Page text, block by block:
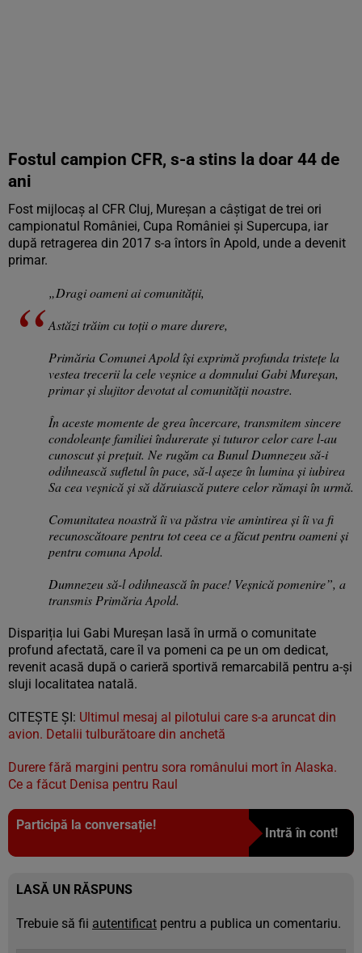
Fostul campion CFR, s-a stins la doar 44 de
ani
Fost mijlocaș al CFR Cluj, Mureșan a câștigat de trei ori
campionatul României, Cupa României și Supercupa, iar
după retragerea din 2017 s-a întors în Apold, unde a devenit
primar.
„Dragi oameni ai comunității,
Astăzi trăim cu toții o mare durere,
Primăria Comunei Apold își exprimă profunda tristețe la
vestea trecerii la cele veșnice a domnului Gabi Mureșan,
primar și slujitor devotat al comunității noastre.
În aceste momente de grea încercare, transmitem sincere
condoleanțe familiei îndurerate și tuturor celor care l-au
cunoscut și prețuit. Ne rugăm ca Bunul Dumnezeu să-i
odihnească sufletul în pace, să-l așeze în lumina și iubirea
Sa cea veșnică și să dăruiască putere celor rămași în urmă.
Comunitatea noastră îi va păstra vie amintirea și îi va fi
recunoscătoare pentru tot ceea ce a făcut pentru oameni și
pentru comuna Apold.
Dumnezeu să-l odihnească în pace! Veșnică pomenire”, a
transmis Primăria Apold.
Dispariția lui Gabi Mureșan lasă în urmă o comunitate
profund afectată, care îl va pomeni ca pe un om dedicat,
revenit acasă după o carieră sportivă remarcabilă pentru a-și
sluji localitatea natală.
CITEŞTE ŞI: Ultimul mesaj al pilotului care s-a aruncat din
avion. Detalii tulburătoare din anchetă
Durere fără margini pentru sora românului mort în Alaska.
Ce a făcut Denisa pentru Raul
Participă la conversație!
Intră în cont!
LASĂ UN RĂSPUNS
Trebuie să fii autentificat pentru a publica un comentariu.